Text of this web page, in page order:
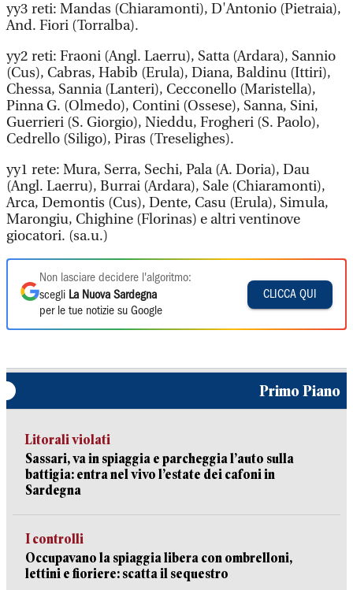
yy3 reti: Mandas (Chiaramonti), D'Antonio (Pietraia),
And. Fiori (Torralba).
yy2 reti: Fraoni (Angl. Laerru), Satta (Ardara), Sannio
(Cus), Cabras, Habib (Erula), Diana, Baldinu (Ittiri),
Chessa, Sannia (Lanteri), Cecconello (Maristella),
Pinna G. (Olmedo), Contini (Ossese), Sanna, Sini,
Guerrieri (S. Giorgio), Nieddu, Frogheri (S. Paolo),
Cedrello (Siligo), Piras (Treselighes).
yy1 rete: Mura, Serra, Sechi, Pala (A. Doria), Dau
(Angl. Laerru), Burrai (Ardara), Sale (Chiaramonti),
Arca, Demontis (Cus), Dente, Casu (Erula), Simula,
Marongiu, Chighine (Florinas) e altri ventinove
giocatori. (sa.u.)
Non lasciare decidere l'algoritmo:
scegli La Nuova Sardegna
per le tue notizie su Google
CLICCA QUI
Primo Piano
Litorali violati
Sassari, va in spiaggia e parcheggia l’auto sulla
battigia: entra nel vivo l’estate dei cafoni in
Sardegna
I controlli
Occupavano la spiaggia libera con ombrelloni,
lettini e fioriere: scatta il sequestro